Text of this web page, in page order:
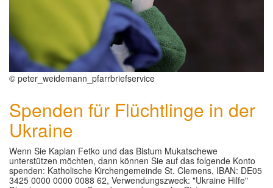
© peter_weidemann_pfarrbriefservice
Spenden für Flüchtlinge in der
Ukraine
Wenn Sie Kaplan Fetko und das Bistum Mukatschewe
unterstützen möchten, dann können Sie auf das folgende Konto
spenden: Katholische Kirchengemeinde St. Clemens, IBAN: DE05
3425 0000 0000 0088 62, Verwendungszweck: "Ukraine Hilfe"